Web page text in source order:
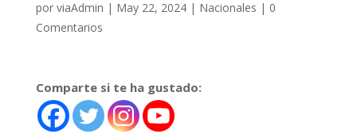
por viaAdmin | May 22, 2024| Nacionales | 0
Comentarios
Comparte si te ha gustado: